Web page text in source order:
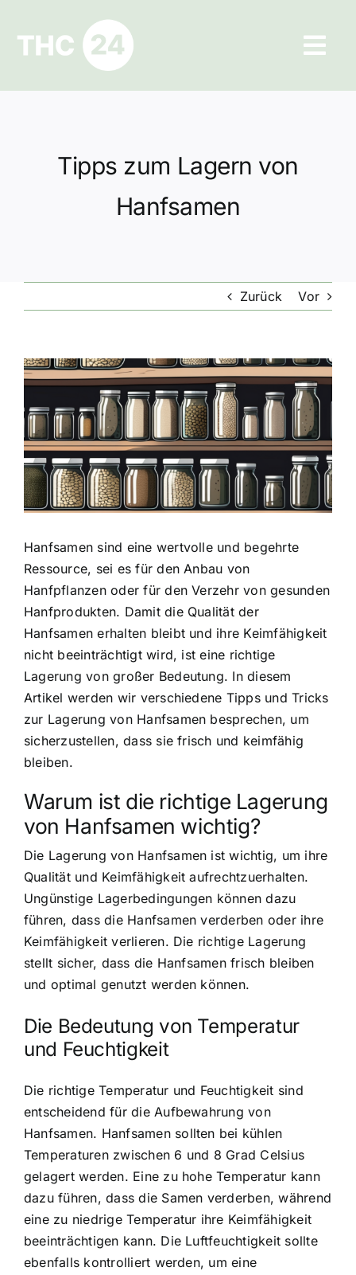
springen
Ratgeber
Tipps zum Lagern von
Hanfsamen
Zurück Vor
Zeige
grösseres
Bild
Hanfsamen sind eine wertvolle und begehrte
Ressource, sei es für den Anbau von
Hanfpflanzen oder für den Verzehr von gesunden
Hanfprodukten. Damit die Qualität der
Hanfsamen erhalten bleibt und ihre Keimfähigkeit
nicht beeinträchtigt wird, ist eine richtige
Lagerung von großer Bedeutung. In diesem
Artikel werden wir verschiedene Tipps und Tricks
zur Lagerung von Hanfsamen besprechen, um
sicherzustellen, dass sie frisch und keimfähig
bleiben.
Warum ist die richtige Lagerung
von Hanfsamen wichtig?
Die Lagerung von Hanfsamen ist wichtig, um ihre
Qualität und Keimfähigkeit aufrechtzuerhalten.
Ungünstige Lagerbedingungen können dazu
führen, dass die Hanfsamen verderben oder ihre
Keimfähigkeit verlieren. Die richtige Lagerung
stellt sicher, dass die Hanfsamen frisch bleiben
und optimal genutzt werden können.
Die Bedeutung von Temperatur
und Feuchtigkeit
Die richtige Temperatur und Feuchtigkeit sind
entscheidend für die Aufbewahrung von
Hanfsamen. Hanfsamen sollten bei kühlen
Temperaturen zwischen 6 und 8 Grad Celsius
gelagert werden. Eine zu hohe Temperatur kann
dazu führen, dass die Samen verderben, während
eine zu niedrige Temperatur ihre Keimfähigkeit
beeinträchtigen kann. Die Luftfeuchtigkeit sollte
ebenfalls kontrolliert werden, um eine